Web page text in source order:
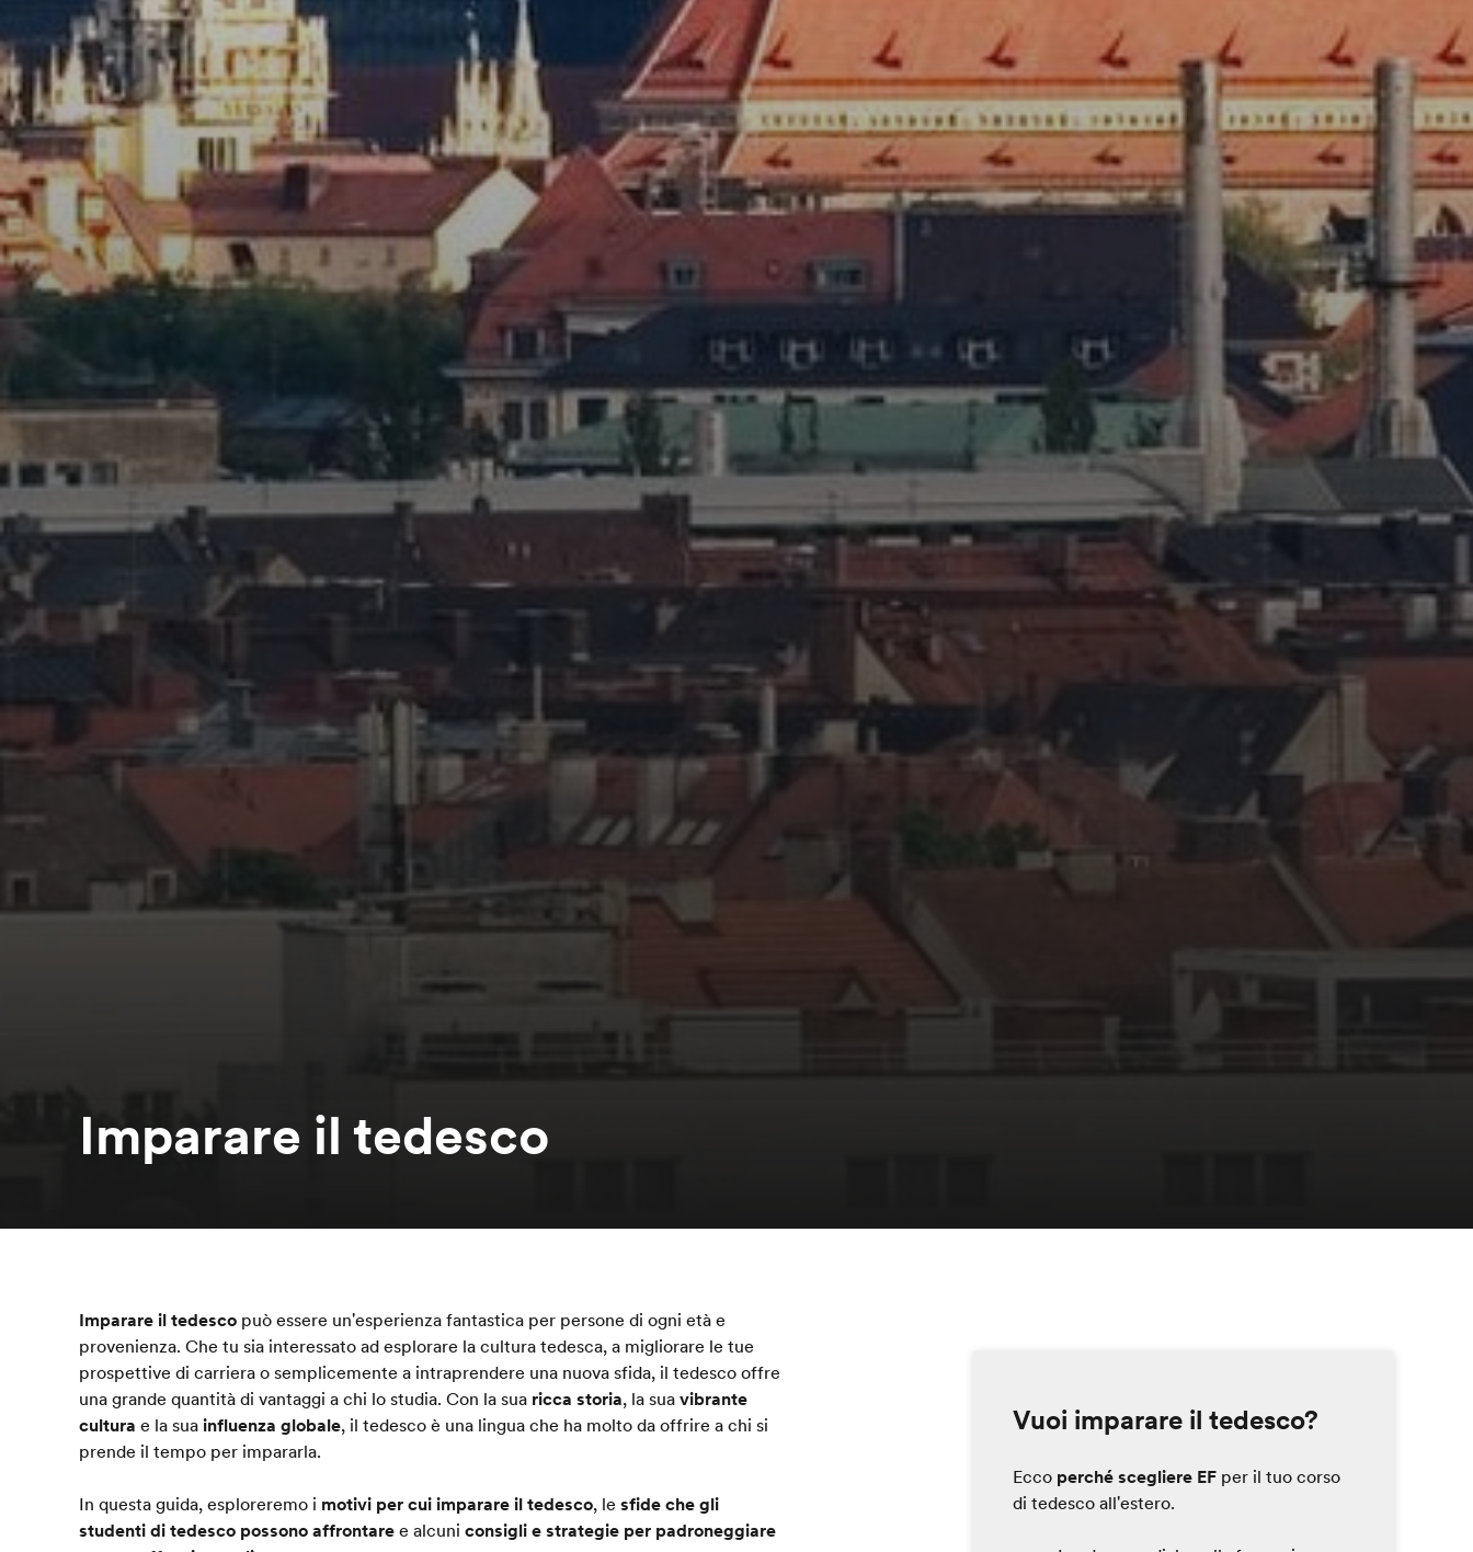
Imparare il tedesco
Imparare il tedesco può essere un'esperienza fantastica per persone di ogni età e
provenienza. Che tu sia interessato ad esplorare la cultura tedesca, a migliorare le tue
prospettive di carriera o semplicemente a intraprendere una nuova sfida, il tedesco offre
una grande quantità di vantaggi a chi lo studia. Con la sua ricca storia, la suavibrante
cultura e la suainfluenza globale, il tedesco è una lingua che ha molto da offrire a chi si
prende il tempo per impararla.
In questa guida, esploreremo i motivi per cui imparare il tedesco, le sfide che gli
studenti di tedesco possono affrontaree alcuni consigli e strategie per padroneggiare
Vuoi imparare il tedesco?
Ecco perché scegliere EF per il tuo corso
di tedesco all'estero.